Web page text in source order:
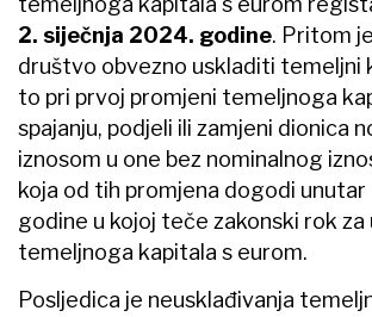
2. siječnja 2024. godine. Pritom
društvo obvezno uskladiti temeljni
to pri prvoj promjeni temeljnoga
spajanju, podjeli ili zamjeni dionica
iznosom u one bez nominalnog
koja od tih promjena dogodi unutar
godine u kojoj teče zakonski rok za
temeljnoga kapitala s eurom.
Posljedica je ​neusklađivanja